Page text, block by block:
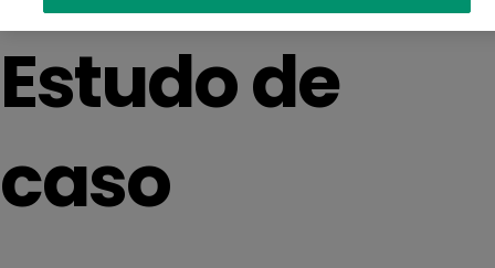
Estudo de
caso